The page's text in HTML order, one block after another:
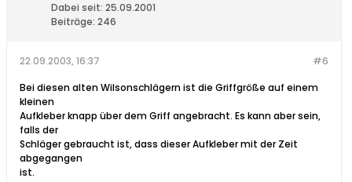
Dabei seit: 25.09.2001
Beiträge: 246
#6
22.09.2003, 16:37
Bei diesen alten Wilsonschlägern ist die Griffgröße auf einem
kleinen
Aufkleber knapp über dem Griff angebracht. Es kann aber sein,
falls der
Schläger gebraucht ist, dass dieser Aufkleber mit der Zeit
abgegangen
ist.